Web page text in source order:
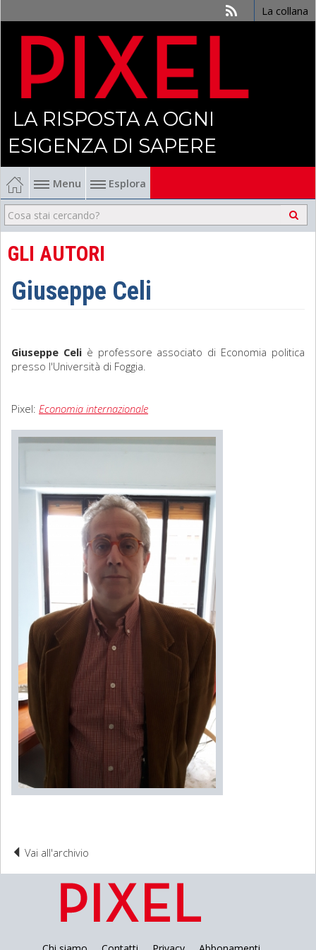
La collana
LA RISPOSTA A OGNI
ESIGENZA DI SAPERE
Menu Esplora
Economia
Management
Finanza
Filosofia
Storia
Matematica
GLI AUTORI
Giuseppe Celi
Giuseppe Celiè professore associato di Economia politica
presso l'Università di Foggia.
Pixel: Economia internazionale
Vai all'archivio